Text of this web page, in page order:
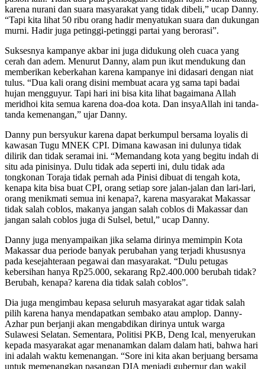
karena nurani dan suara masyarakat yang tidak dibeli,” ucap Danny.
“Tapi kita lihat 50 ribu orang hadir menyatukan suara dan dukungan
murni. Hadir juga petinggi-petinggi partai yang berorasi”.
Suksesnya kampanye akbar ini juga didukung oleh cuaca yang
cerah dan adem. Menurut Danny, alam pun ikut mendukung dan
memberikan keberkahan karena kampanye ini didasari dengan niat
tulus. “Dua kali orang disini membuat acara yg sama tapi badai
hujan mengguyur. Tapi hari ini bisa kita lihat bagaimana Allah
meridhoi kita semua karena doa-doa kota. Dan insyaAllah ini tanda-
tanda kemenangan,” ujar Danny.
Danny pun bersyukur karena dapat berkumpul bersama loyalis di
kawasan Tugu MNEK CPI. Dimana kawasan ini dulunya tidak
dilirik dan tidak seramai ini. “Memandang kota yang begitu indah di
situ ada pinisinya. Dulu tidak ada seperti ini, dulu tidak ada
tongkonan Toraja tidak pernah ada Pinisi dibuat di tengah kota,
kenapa kita bisa buat CPI, orang setiap sore jalan-jalan dan lari-lari,
orang menikmati semua ini kenapa?, karena masyarakat Makassar
tidak salah coblos, makanya jangan salah coblos di Makassar dan
jangan salah coblos juga di Sulsel, betul,” ucap Danny.
Danny juga menyampaikan jika selama dirinya memimpin Kota
Makassar dua periode banyak perubahan yang terjadi khususnya
pada kesejahteraan pegawai dan masyarakat. “Dulu petugas
kebersihan hanya Rp25.000, sekarang Rp2.400.000 berubah tidak?
Berubah, kenapa? karena dia tidak salah coblos”.
Dia juga mengimbau kepasa seluruh masyarakat agar tidak salah
pilih karena hanya mendapatkan sembako atau amplop. Danny-
Azhar pun berjanji akan mengabdikan dirinya untuk warga
Sulawesi Selatan. Sementara, Politisi PKB, Deng Ical, menyerukan
kepada masyarakat agar menanamkan dalam dalam hati, bahwa hari
ini adalah waktu kemenangan. “Sore ini kita akan berjuang bersama
untuk memenangkan pasangan DIA menjadi gubernur dan wakil